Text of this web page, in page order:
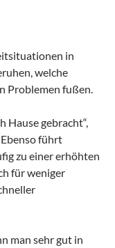
in
welche
Problemen fußen.
Hause gebracht“,
führt
zu einer erhöhten
für weniger
man sehr gut in